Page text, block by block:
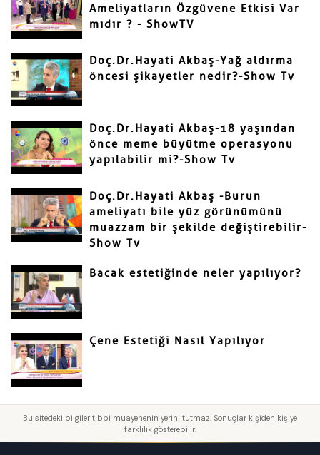
Ameliyatların Özgüvene Etkisi Var
mıdır ? - ShowTV
Doç.Dr.Hayati Akbaş-Yağ aldırma
öncesi şikayetler nedir?-Show Tv
Doç.Dr.Hayati Akbaş-18 yaşından
önce meme büyütme operasyonu
yapılabilir mi?-Show Tv
Doç.Dr.Hayati Akbaş -Burun
ameliyatı bile yüz görünümünü
muazzam bir şekilde değiştirebilir-
Show Tv
Bacak estetiğinde neler yapılıyor?
Çene Estetiği Nasıl Yapılıyor
Bu sitedeki bilgiler tıbbi muayenenin yerini tutmaz. Sonuçlar kişiden kişiye
farklılık gösterebilir.